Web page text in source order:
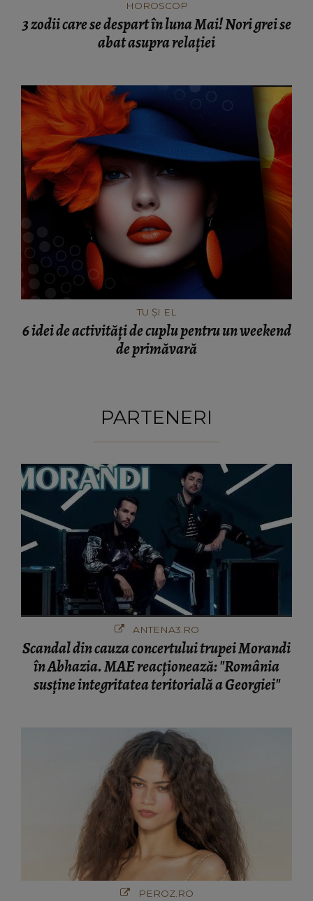
HOROSCOP
3 zodii care se despart în luna Mai! Nori grei se
abat asupra relației
TU ȘI EL
6 idei de activități de cuplu pentru un weekend
de primăvară
PARTENERI
ANTENA3.RO
Scandal din cauza concertului trupei Morandi
în Abhazia. MAE reacționează: "România
susține integritatea teritorială a Georgiei"
PEROZ.RO